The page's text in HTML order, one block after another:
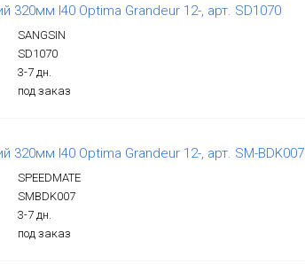
320мм I40 Optima Grandeur 12-, арт. SD1070
SANGSIN
SD1070
3-7 дн.
под заказ
320мм I40 Optima Grandeur 12-, арт. SM-BDK007
SPEEDMATE
SMBDK007
3-7 дн.
под заказ